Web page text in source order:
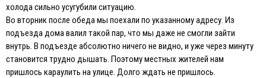
холода сильно усугубили ситуацию.
Во вторник после обеда мы поехали по указанному адресу. Из
подъезда дома валил такой пар, что мы даже не смогли зайти
внутрь. В подъезде абсолютно ничего не видно, и уже через минуту
становится трудно дышать. Поэтому местных жителей нам
пришлось караулить на улице. Долго ждать не пришлось.